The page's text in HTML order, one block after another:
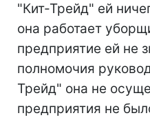
"Кит-Трейд" ей
она работает
предприятие ей не
полномочия
Трейд" она не
предприятия не